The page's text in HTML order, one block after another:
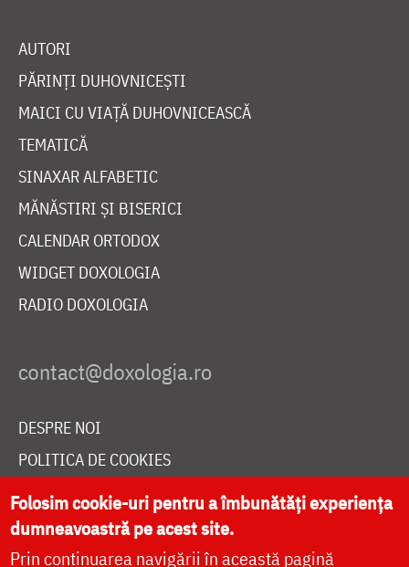
AUTORI
PĂRINȚI DUHOVNICEȘTI
MAICI CU VIAȚĂ DUHOVNICEASCĂ
TEMATICĂ
SINAXAR ALFABETIC
MĂNĂSTIRI ȘI BISERICI
CALENDAR ORTODOX
WIDGET DOXOLOGIA
RADIO DOXOLOGIA
DESPRE NOI
POLITICA DE COOKIES
DONEAZĂ ONLINE PENTRU CATEDRALA NAȚIONALĂ
LIVE
Folosim cookie-uri pentru a îmbunătăți experiența
dumneavoastră pe acest site.
Prin continuarea navigării în această pagină